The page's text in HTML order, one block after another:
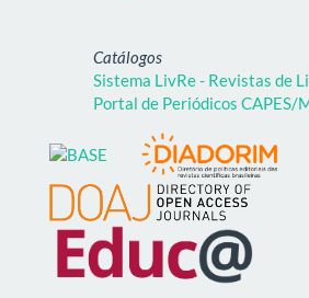
Catálogos
Sistema LivRe - Revistas de
Portal de Periódicos CAPES/